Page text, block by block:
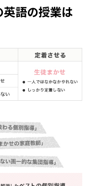
語の授業は